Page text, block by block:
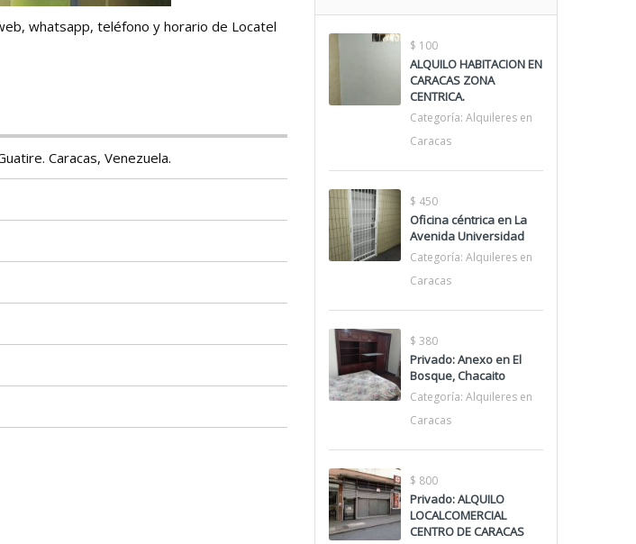
whatsapp, teléfono y horario de Locatel
Caracas, Venezuela.
$ 100
ALQUILO HABITACION EN
CARACAS ZONA
CENTRICA.
Categoría: Alquileres en
Caracas
$ 450
Oficina céntrica en La
Avenida Universidad
Categoría: Alquileres en
Caracas
$ 380
Privado: Anexo en El
Bosque, Chacaito
Categoría: Alquileres en
Caracas
$ 800
Privado: ALQUILO
LOCALCOMERCIAL
CENTRO DE CARACAS